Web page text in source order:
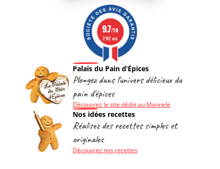
Palais du Pain d’Épices
Plongez dans l'univers délicieux du
pain d'épices
Découvrez le site dédié au Mannele
9.7/10
2182 avis
Nos idées recettes
Réalisez des recettes simples et
originales
Découvrez nos recettes